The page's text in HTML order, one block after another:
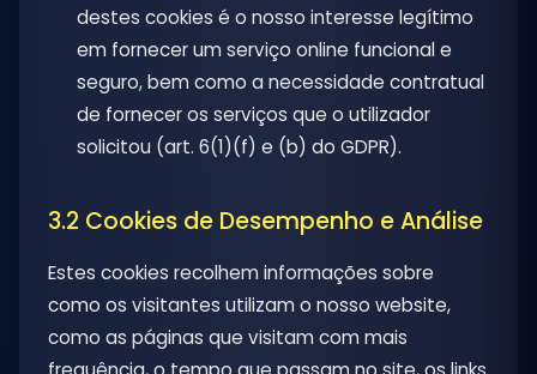
destes cookies é o nosso interesse legítimo
em fornecer um serviço online funcional e
seguro, bem como a necessidade contratual
de fornecer os serviços que o utilizador
solicitou (art. 6(1)(f) e (b) do GDPR).
3.2 Cookies de Desempenho e Análise
Estes cookies recolhem informações sobre
como os visitantes utilizam o nosso website,
como as páginas que visitam com mais